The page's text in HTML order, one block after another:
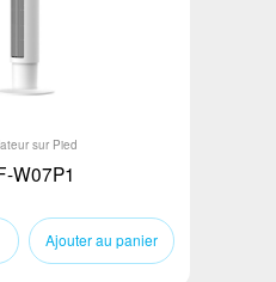
sur Pied
W07P1
Ajouter au panier